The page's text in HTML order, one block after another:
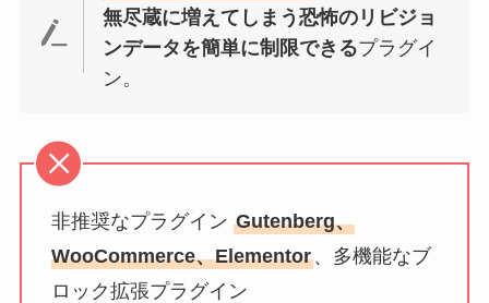
無尽蔵に増えてしまう恐怖のリビジョ
ンデータを簡単に制限できるプラグイ
ン。
非推奨なプラグイン Gutenberg、
WooCommerce、Elementor、多機能なブ
ロック拡張プラグイン